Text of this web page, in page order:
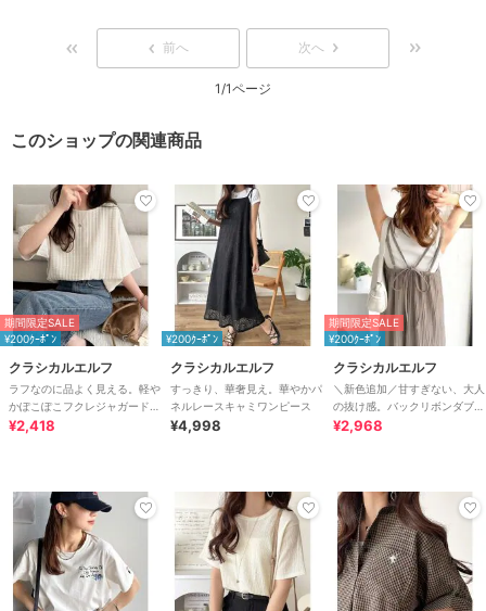
前へ 次へ
1/1ページ
このショップの関連商品
期間限定SALE
¥200ｸｰﾎﾟﾝ
クラシカルエルフ
ラフなのに品よく見える。軽や
かぽこぽこフクレジャガードト
ップス（半袖）
¥2,418
¥200ｸｰﾎﾟﾝ
クラシカルエルフ
すっきり、華奢見え。華やかパ
ネルレースキャミワンピース
¥4,998
期間限定SALE
¥200ｸｰﾎﾟﾝ
クラシカルエルフ
＼新色追加／甘すぎない、大人
の抜け感。バックリボンダブル
ストラッププリーツキャミロン
¥2,968